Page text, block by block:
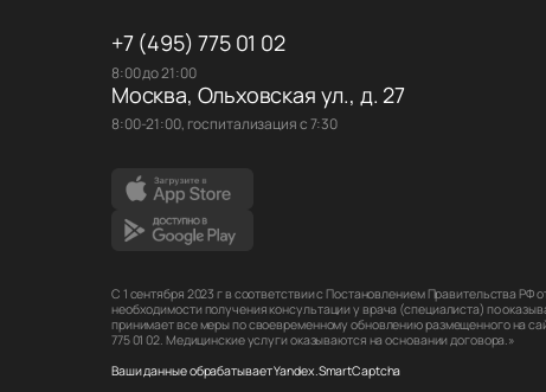
+7 (495) 775 01 02
8:00 до 21:00
Москва, Ольховская ул., д. 27
8:00-21:00, госпитализация с 7:30
С 1 сентября 2023 г в соответствии с Постановлением Правительства
необходимости получения консультации у врача (специалиста) по
принимает все меры по своевременному обновлению размещенного на
775 01 02. Медицинские услуги оказываются на основании договора.»
Ваши данные обрабатывает Yandex.SmartCaptcha